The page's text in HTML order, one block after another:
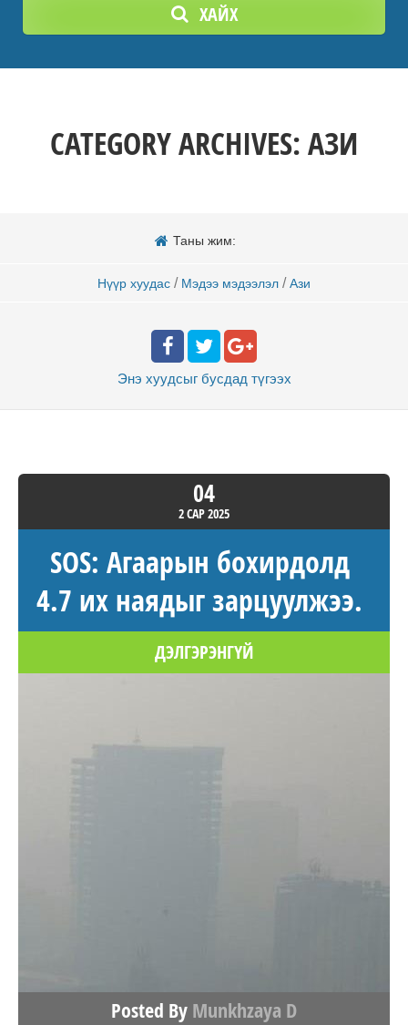
ХАЙХ
CATEGORY ARCHIVES:АЗИ
Таны жим:
Нүүр хуудас / Мэдээ мэдээлэл / Ази
Энэ хуудсыг бусдад түгээх
04
2 САР2025
SOS: Агаарын бохирдолд
4.7 их наядыг зарцуулжээ.
ДЭЛГЭРЭНГҮЙ
Posted By Munkhzaya D